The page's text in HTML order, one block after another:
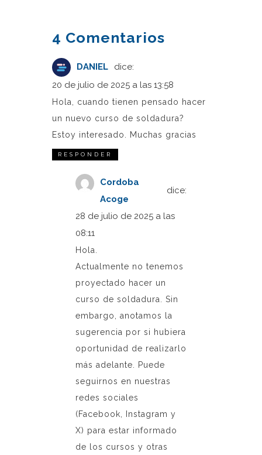
4 Comentarios
DANIEL
dice:
20 de julio de 2025 a las 13:58
Hola, cuando tienen pensado hacer
un nuevo curso de soldadura?
Estoy interesado. Muchas gracias
RESPONDER
Cordoba
Acoge
dice:
28 de julio de 2025 a las
08:11
Hola.
Actualmente no tenemos
proyectado hacer un
curso de soldadura. Sin
embargo, anotamos la
sugerencia por si hubiera
oportunidad de realizarlo
más adelante. Puede
seguirnos en nuestras
redes sociales
(Facebook, Instagram y
X) para estar informado
de los cursos y otras